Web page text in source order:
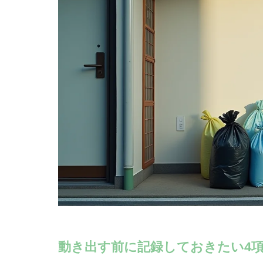
動き出す前に記録しておきたい4